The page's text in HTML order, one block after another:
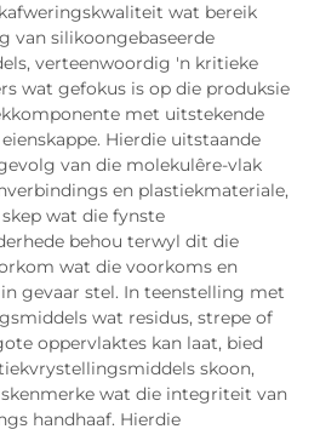
wat bereik
van silikoongebaseerde
verteenwoordig 'n kritieke
wat gefokus is op die produksie
met uitstekende
Hierdie uitstaande
van die molekulêre-vlak
en plastiekmateriale,
wat die fynste
behou terwyl dit die
wat die voorkoms en
gevaar stel. In teenstelling met
wat residus, strepe of
oppervlaktes kan laat, bied
skoon,
wat die integriteit van
handhaaf. Hierdie